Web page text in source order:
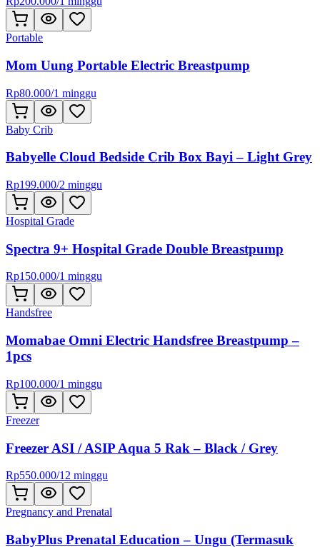
Portable
Mom Uung Portable Electric Breastpump
Rp80.000/1 minggu
Baby Crib
Babyelle Cloud Bedside Crib Box Bayi – Light Grey
Rp199.000/2 minggu
Hospital Grade
Spectra 9+ Hospital Grade Double Breastpump
Rp150.000/1 minggu
Handsfree
Momabae Omni Electric Handsfree Breastpump –
1pcs
Rp100.000/1 minggu
Freezer
Freezer ASI / ASIP Aqua 5 Rak – Black / Grey
Rp550.000/12 minggu
Pregnancy and Prenatal
BabyPlus Prenatal Education – Ungu (Termasuk